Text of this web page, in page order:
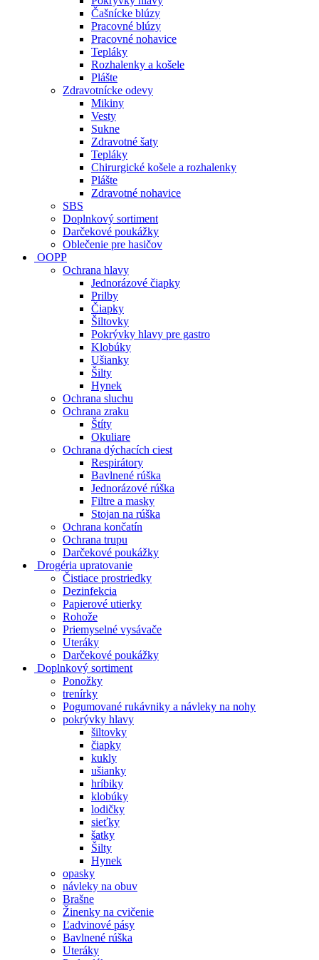
Čašnícke blúzy
Pracovné blúzy
Pracovné nohavice
Tepláky
Rozhalenky a košele
Plášte
Zdravotnícke odevy
Mikiny
Vesty
Sukne
Zdravotné šaty
Tepláky
Chirurgické košele a rozhalenky
Plášte
Zdravotné nohavice
SBS
Doplnkový sortiment
Darčekové poukážky
Oblečenie pre hasičov
OOPP
Ochrana hlavy
Jednorázové čiapky
Prilby
Čiapky
Šiltovky
Pokrývky hlavy pre gastro
Klobúky
Ušianky
Šilty
Hynek
Ochrana sluchu
Ochrana zraku
Štíty
Okuliare
Ochrana dýchacích ciest
Respirátory
Bavlnené rúška
Jednorázové rúška
Filtre a masky
Stojan na rúška
Ochrana končatín
Ochrana trupu
Darčekové poukážky
Drogéria upratovanie
Čistiace prostriedky
Dezinfekcia
Papierové utierky
Rohože
Priemyselné vysávače
Uteráky
Darčekové poukážky
Doplnkový sortiment
Ponožky
trenírky
Pogumované rukávniky a návleky na nohy
pokrývky hlavy
šiltovky
čiapky
kukly
ušianky
hríbiky
klobúky
lodičky
sieťky
šatky
Šilty
Hynek
opasky
návleky na obuv
Brašne
Žinenky na cvičenie
Ľadvinové pásy
Bavlnené rúška
Uteráky